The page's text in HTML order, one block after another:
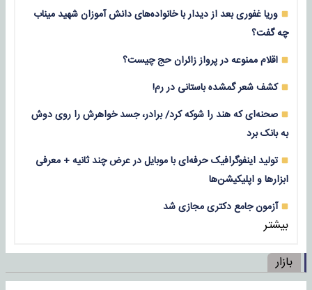
وریا غفوری بعد از دیدار با خانواده‌های دانش آموزان شهید میناب
چه گفت؟
اقلام ممنوعه در پرواز زائران حج چیست؟
کشف شعر گمشده باستانی در رم!
صحنه‌ای که هند را شوکه کرد/ برادر، جسد خواهرش را روی دوش
به بانک برد
تولید اینفوگرافیک حرفه‌ای با موبایل در عرض چند ثانیه + معرفی
ابزارها و اپلیکیشن‌ها
آزمون جامع دکتری مجازی شد
بیشتر
بازار